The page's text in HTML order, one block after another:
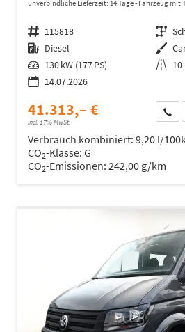
unverbindliche Lieferzeit: 14 Tage Fahrzeug mit
Fahrzeugnr. 115818 Getriebe
Kraftstoff Diesel Außenfarbe
Leistung 130 kW (177 PS) Kilometerstand 10
14.07.2026
41.313,– €
incl. 17% MwSt.
Verbrauch kombiniert: 9,20 l/
CO2-Klasse: G
CO2-Emissionen: 242,00 g/km